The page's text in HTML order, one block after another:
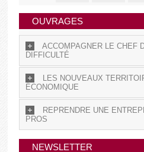
OUVRAGES
ACCOMPAGNER LE CHEF
DIFFICULTÉ
LES NOUVEAUX
ÉCONOMIQUE
REPRENDRE UNE
PROS
NEWSLETTER